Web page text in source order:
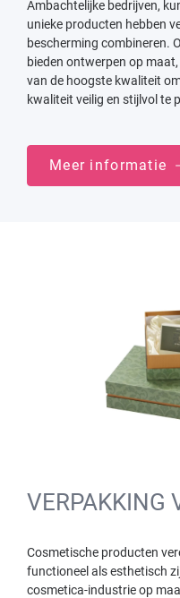
Ambachtelijke bedrijven,
unieke producten hebben
bescherming combineren.
bieden ontwerpen op
van de hoogste kwaliteit
kwaliteit veilig en stijlvol te
Meer informatie
VERPAKKING
Cosmetische producten
functioneel als esthetisch
cosmetica-industrie op